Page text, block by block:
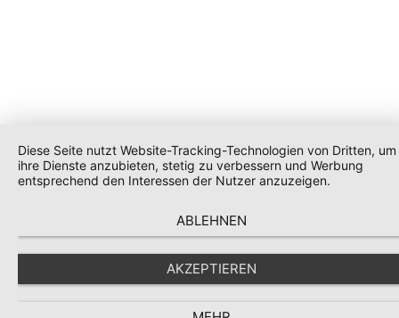
Diese Seite nutzt Website-Tracking-Technologien von Dritten, um
ihre Dienste anzubieten, stetig zu verbessern und Werbung
entsprechend den Interessen der Nutzer anzuzeigen.
ABLEHNEN
AKZEPTIEREN